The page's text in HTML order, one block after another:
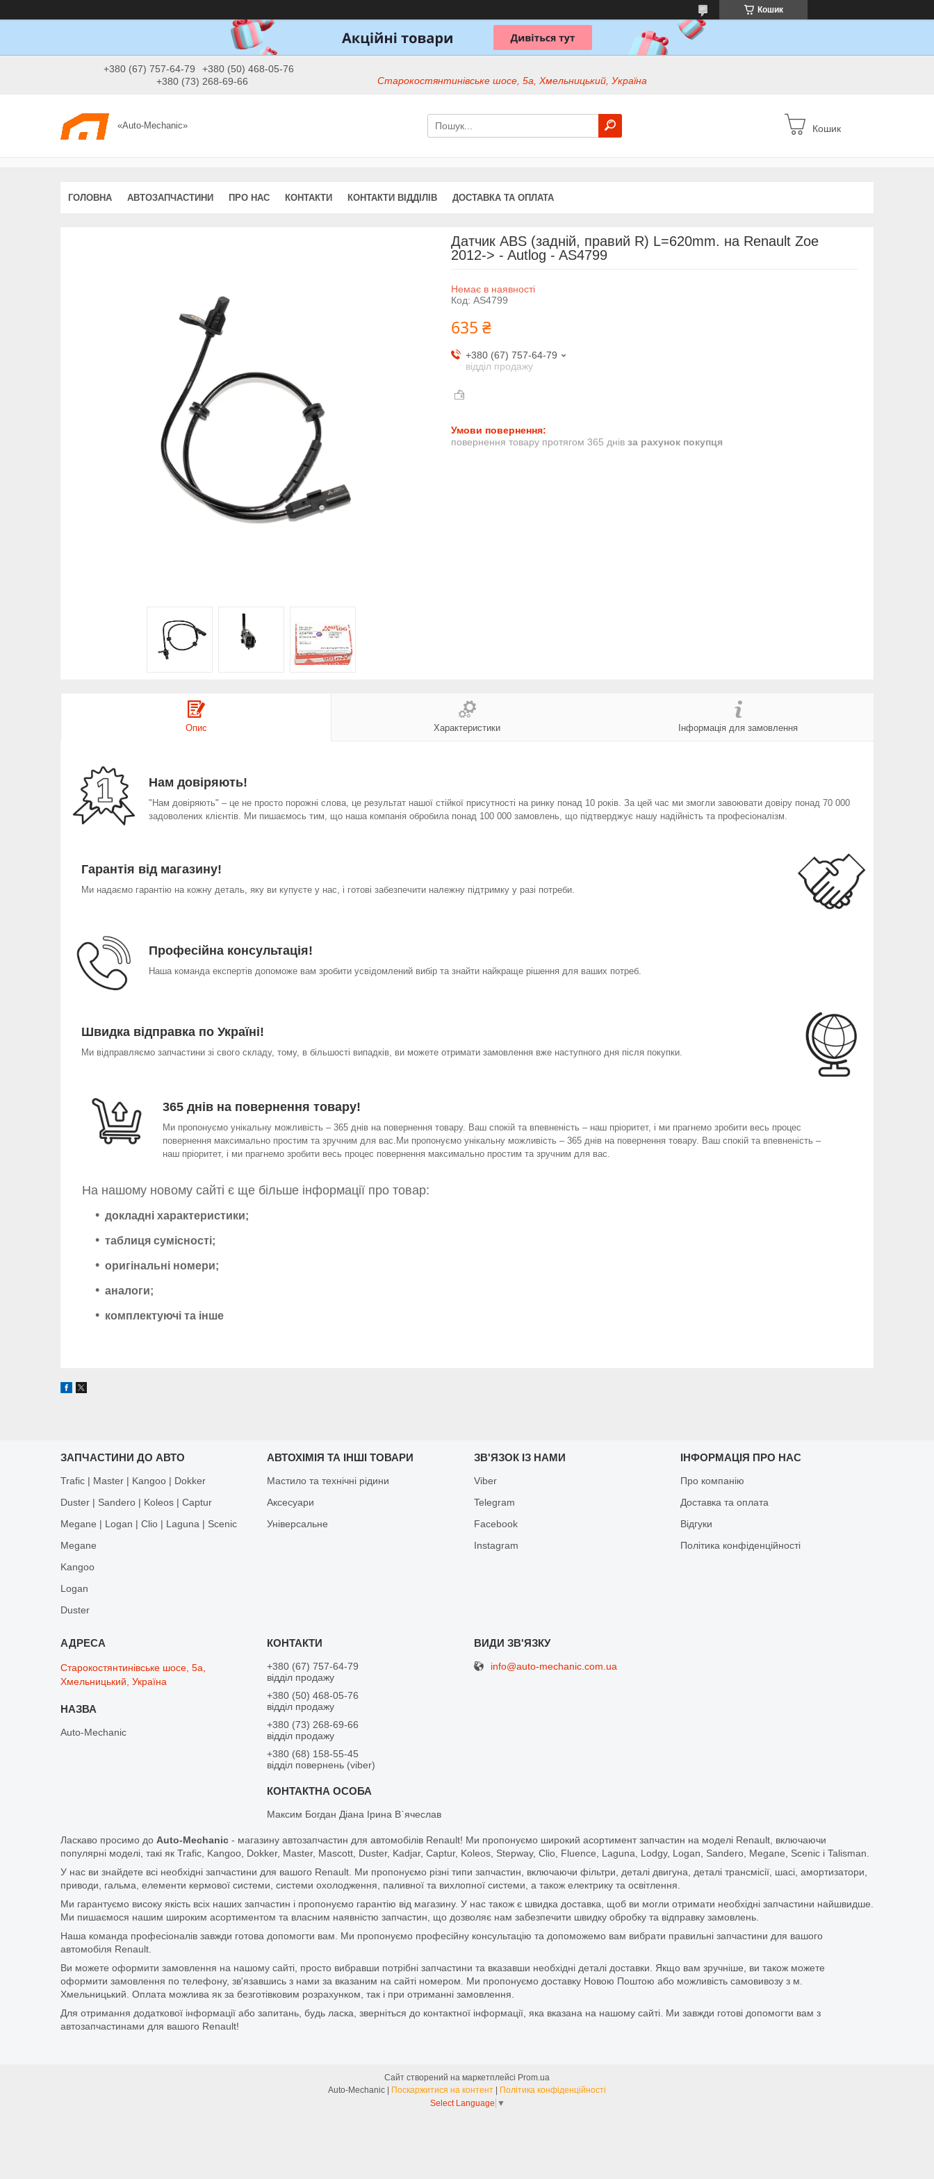
Кошик
+380 (67) 757-64-79
+380 (50) 468-05-76
+380 (73) 268-69-66
Старокостянтинівське шосе, 5а, Хмельницький, Україна
«Auto-Mechanic» Кошик
ГОЛОВНА АВТОЗАПЧАСТИНИ ПРО НАС КОНТАКТИ КОНТАКТИ ВІДДІЛІВ ДОСТАВКА ТА ОПЛАТА
Датчик ABS (задній, правий R) L=620mm. на Renault Zoe
2012-> - Autlog - AS4799
Немає в наявності
Код: AS4799
635 ₴
+380 (67) 757-64-79
відділ продажу
повернення товару протягом 365 днів за рахунок покупця
Опис Характеристики Інформація для замовлення
Нам довіряють!
"Нам довіряють" – це не просто порожні слова, це результат нашої стійкої присутності на ринку понад 10 років. За цей час ми змогли завоювати довіру понад 70 000
задоволених клієнтів. Ми пишаємось тим, що наша компанія обробила понад 100 000 замовлень, що підтверджує нашу надійність та професіоналізм.
Гарантія від магазину!
Ми надаємо гарантію на кожну деталь, яку ви купуєте у нас, і готові забезпечити належну підтримку у разі потреби.
Професійна консультація!
Наша команда експертів допоможе вам зробити усвідомлений вибір та знайти найкраще рішення для ваших потреб.
Швидка відправка по Україні!
Ми відправляємо запчастини зі свого складу, тому, в більшості випадків, ви можете отримати замовлення вже наступного дня після покупки.
365 днів на повернення товару!
Ми пропонуємо унікальну можливість – 365 днів на повернення товару. Ваш спокій та впевненість – наш пріоритет, і ми прагнемо зробити весь процес
повернення максимально простим та зручним для вас.Ми пропонуємо унікальну можливість – 365 днів на повернення товару. Ваш спокій та впевненість –
наш пріоритет, і ми прагнемо зробити весь процес повернення максимально простим та зручним для вас.
На нашому новому сайті є ще більше інформації про товар:
докладні характеристики;
таблиця сумісності;
оригінальні номери;
аналоги;
комплектуючі та інше
ЗАПЧАСТИНИ ДО АВТО
Trafic | Master | Kangoo | Dokker
Duster | Sandero | Koleos | Captur
Megane | Logan | Clio | Laguna | Scenic
Megane
Kangoo
Logan
Duster
АВТОХІМІЯ ТА ІНШІ ТОВАРИ
Мастило та технічні рідини
Аксесуари
Універсальне
ЗВ'ЯЗОК ІЗ НАМИ
Viber
Telegram
Facebook
Іnstagram
ІНФОРМАЦІЯ ПРО НАС
Про компанію
Доставка та оплата
Відгуки
Політика конфіденційності
Старокостянтинівське шосе, 5а,
Хмельницький, Україна
Auto-Mechanic
+380 (67) 757-64-79
відділ продажу
+380 (50) 468-05-76
відділ продажу
+380 (73) 268-69-66
відділ продажу
+380 (68) 158-55-45
відділ повернень (viber)
Максим Богдан Діана Ірина В`ячеслав
info@auto-mechanic.com.ua
Ласкаво просимо до Auto-Mechanic - магазину автозапчастин для автомобілів Renault! Ми пропонуємо широкий асортимент запчастин на моделі Renault, включаючи
популярні моделі, такі як Trafic, Kangoo, Dokker, Master, Mascott, Duster, Kadjar, Captur, Koleos, Stepway, Clio, Fluence, Laguna, Lodgy, Logan, Sandero, Megane, Scenic і Talisman.
У нас ви знайдете всі необхідні запчастини для вашого Renault. Ми пропонуємо різні типи запчастин, включаючи фільтри, деталі двигуна, деталі трансмісії, шасі, амортизатори,
приводи, гальма, елементи кермової системи, системи охолодження, паливної та вихлопної системи, а також електрику та освітлення.
Ми гарантуємо високу якість всіх наших запчастин і пропонуємо гарантію від магазину. У нас також є швидка доставка, щоб ви могли отримати необхідні запчастини найшвидше.
Ми пишаємося нашим широким асортиментом та власним наявністю запчастин, що дозволяє нам забезпечити швидку обробку та відправку замовлень.
Наша команда професіоналів завжди готова допомогти вам. Ми пропонуємо професійну консультацію та допоможемо вам вибрати правильні запчастини для вашого
автомобіля Renault.
Ви можете оформити замовлення на нашому сайті, просто вибравши потрібні запчастини та вказавши необхідні деталі доставки. Якщо вам зручніше, ви також можете
оформити замовлення по телефону, зв'язавшись з нами за вказаним на сайті номером. Ми пропонуємо доставку Новою Поштою або можливість самовивозу з м.
Хмельницький. Оплата можлива як за безготівковим розрахунком, так і при отриманні замовлення.
Для отримання додаткової інформації або запитань, будь ласка, зверніться до контактної інформації, яка вказана на нашому сайті. Ми завжди готові допомогти вам з
автозапчастинами для вашого Renault!
Сайт створений на маркетплейсі Prom.ua
Поскаржитися на контент
Політика конфіденційності
Select Language ▼